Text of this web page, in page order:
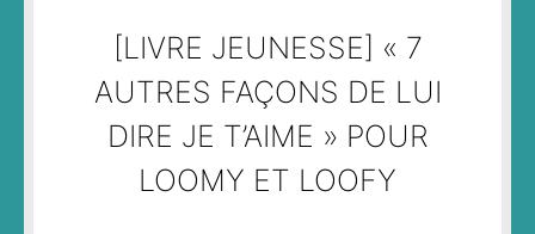
[LIVRE JEUNESSE] « 7
AUTRES FAÇONS DE LUI
DIRE JE T’AIME » POUR
LOOMY ET LOOFY